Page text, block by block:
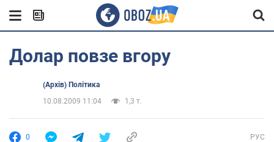
Долар повзе вгору
(Архів) Політика
10.08.2009 11:04
1,3 т.
0 РУС